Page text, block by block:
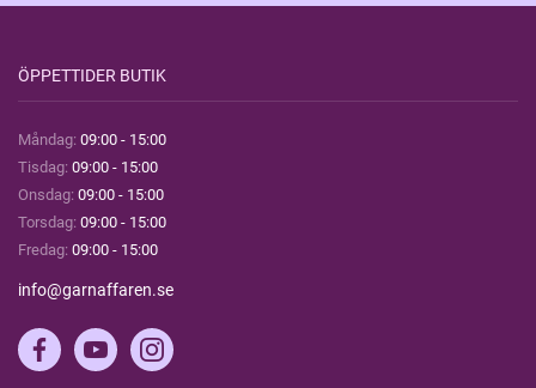
ÖPPETTIDER BUTIK
Måndag: 09:00 - 15:00
Tisdag: 09:00 - 15:00
Onsdag: 09:00 - 15:00
Torsdag: 09:00 - 15:00
Fredag: 09:00 - 15:00
info@garnaffaren.se